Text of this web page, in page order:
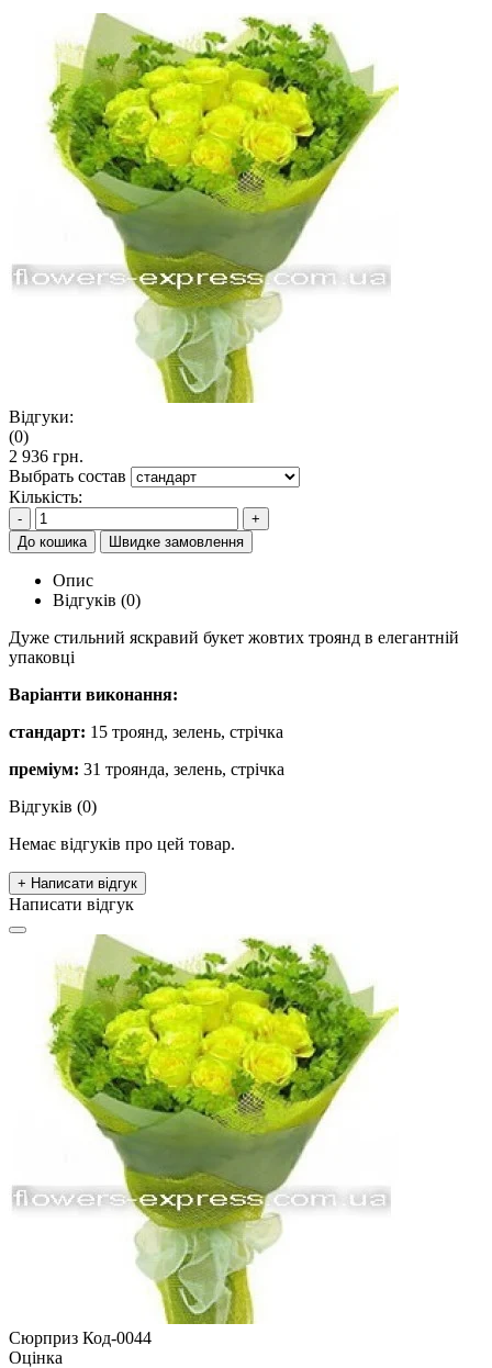
Відгуки:
(0)
2 936 грн.
Выбрать состав
Кількість:
-
+
До кошика
Швидке замовлення
Опис
Відгуків (0)
Дуже стильний яскравий букет жовтих троянд в елегантній
упаковці
Варіанти виконання:
стандарт: 15 троянд, зелень, стрічка
преміум: 31 троянда, зелень, стрічка
Відгуків (0)
Немає відгуків про цей товар.
+ Написати відгук
Написати відгук
Сюрприз Код-0044
Оцінка